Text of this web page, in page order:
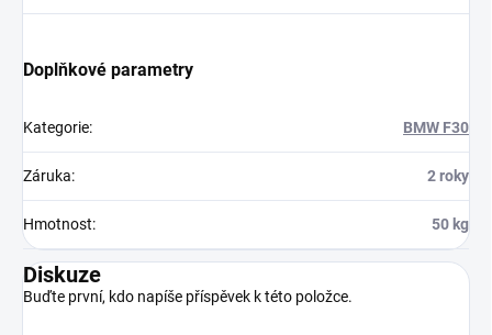
Doplňkové parametry
Kategorie: BMW F30
Záruka: 2 roky
Hmotnost: 50 kg
Diskuze
Buďte první, kdo napíše příspěvek k této položce.